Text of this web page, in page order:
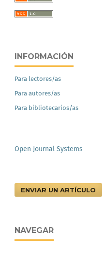
INFORMACIÓN
Para lectores/as
Para autores/as
Para bibliotecarios/as
Open Journal Systems
ENVIAR UN ARTÍCULO
NAVEGAR